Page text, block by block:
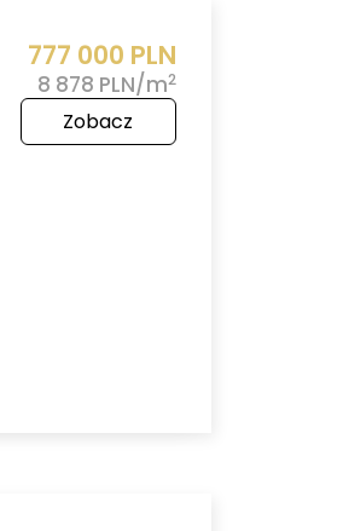
777 000 PLN
8 878 PLN/m2
Zobacz